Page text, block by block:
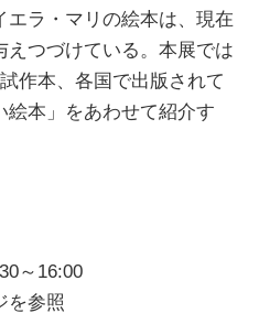
ラ・マリの絵本は、現在
えつづけている。本展では
作本、各国で出版されて
絵本」をあわせて紹介す
～16:00
を参照